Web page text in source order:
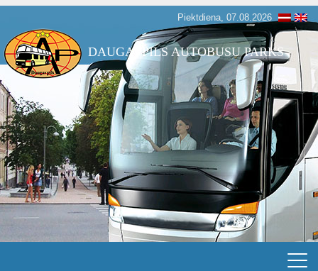
Piektdiena, 07.08.2026
DAUGAVPILS AUTOBUSU PARKS